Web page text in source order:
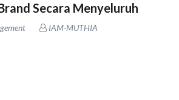
Secara Menyeluruh
IAM-MUTHIA